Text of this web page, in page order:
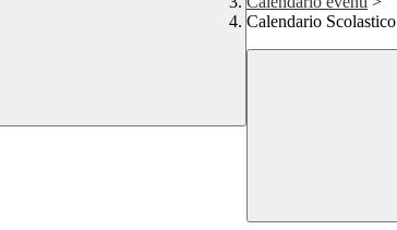
Calendario Scolastico